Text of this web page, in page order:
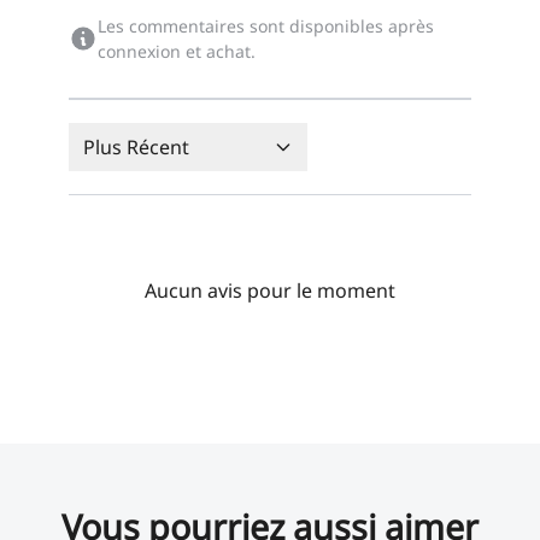
Les commentaires sont disponibles après
connexion et achat.
Plus Récent
Aucun avis pour le moment
Vous pourriez aussi aimer